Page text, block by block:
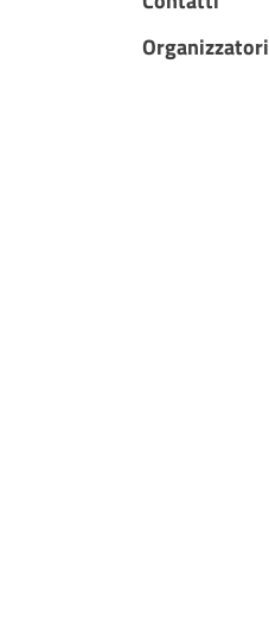
Organizzatori